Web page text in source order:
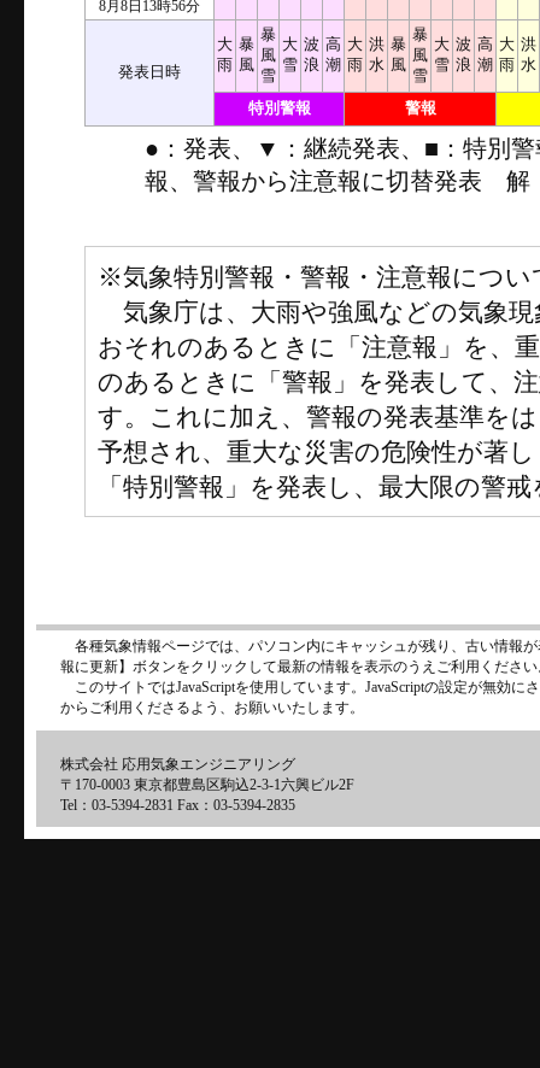
8月8日13時56分
発表日時
大
雨
暴
風
暴
風
雪
大
雪
波
浪
高
潮
大
雨
洪
水
暴
風
暴
風
雪
大
雪
波
浪
高
潮
大
雨
洪
水
特別警報 警報
●：発表、▼：継続発表、■：特別
報、警報から注意報に切替発表 解
※気象特別警報・警報・注意報につい
気象庁は、大雨や強風などの気象
おそれのあるときに「注意報」を、
のあるときに「警報」を発表して、
す。これに加え、警報の発表基準を
予想され、重大な災害の危険性が著
「特別警報」を発表し、最大限の警
各種気象情報ページでは、パソコン内にキャッシュが残り、古い情報
報に更新】ボタンをクリックして最新の情報を表示のうえご利用くださ
このサイトではJavaScriptを使用しています。JavaScriptの設定が無効
からご利用くださるよう、お願いいたします。
株式会社 応用気象エンジニアリング
〒170-0003 東京都豊島区駒込2-3-1六興ビル2F
Tel：03-5394-2831 Fax：03-5394-2835